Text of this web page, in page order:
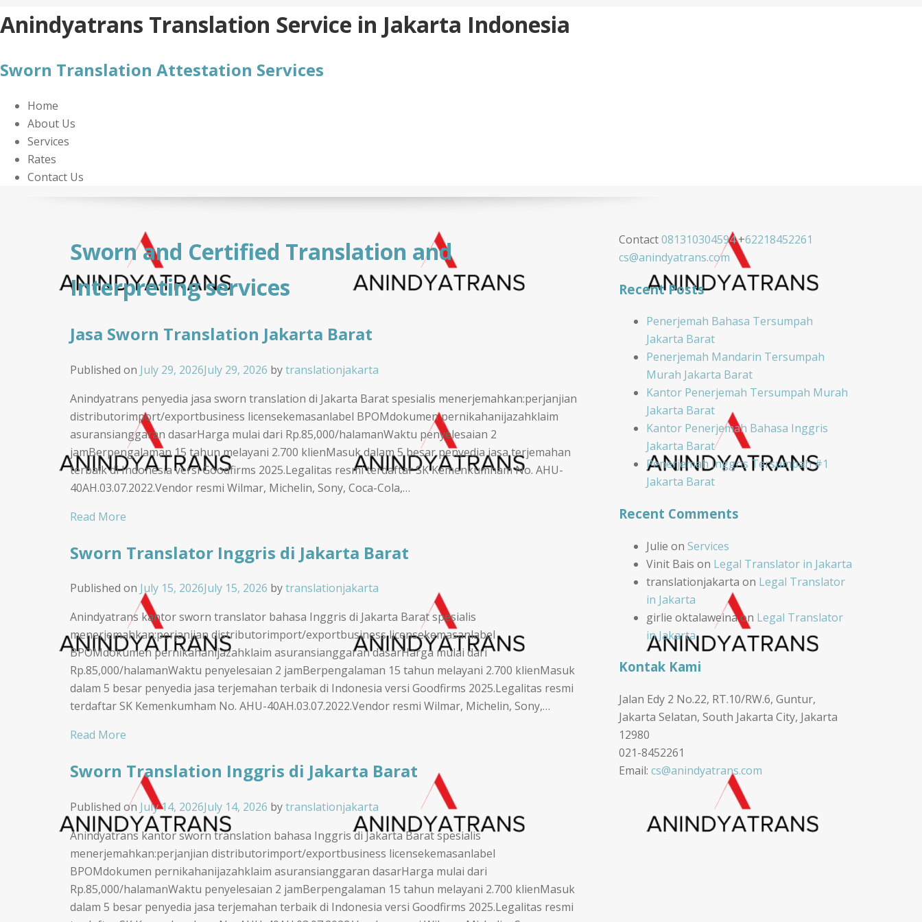
Skip
to
Anindyatrans Translation Service in Jakarta Indonesia
Sworn Translation Attestation Services
Home
About Us
Services
Rates
Contact Us
Sworn and Certified Translation and
Interpreting services
Jasa Sworn Translation Jakarta Barat
Published on July 29, 2026July 29, 2026 bytranslationjakarta
Anindyatrans penyedia jasa sworn translation di Jakarta Barat spesialis menerjemahkan:perjanjian
distributorimport/exportbusiness licensekemasanlabel BPOMdokumen pernikahanijazahklaim
asuransianggaran dasarHarga mulai dari Rp.85,000/halamanWaktu penyelesaian 2
jamBerpengalaman 15 tahun melayani 2.700 klienMasuk dalam 5 besar penyedia jasa terjemahan
terbaik di Indonesia versi Goodfirms 2025.Legalitas resmi terdaftar SK Kemenkumham No. AHU-
40AH.03.07.2022.Vendor resmi Wilmar, Michelin, Sony, Coca-Cola,…
Read More
Sworn Translator Inggris di Jakarta Barat
Published on July 15, 2026July 15, 2026 bytranslationjakarta
Anindyatrans kantor sworn translator bahasa Inggris di Jakarta Barat spesialis
menerjemahkan:perjanjian distributorimport/exportbusiness licensekemasanlabel
BPOMdokumen pernikahanijazahklaim asuransianggaran dasarHarga mulai dari
Rp.85,000/halamanWaktu penyelesaian 2 jamBerpengalaman 15 tahun melayani 2.700 klienMasuk
dalam 5 besar penyedia jasa terjemahan terbaik di Indonesia versi Goodfirms 2025.Legalitas resmi
terdaftar SK Kemenkumham No. AHU-40AH.03.07.2022.Vendor resmi Wilmar, Michelin, Sony,…
Read More
Sworn Translation Inggris di Jakarta Barat
Published on July 14, 2026July 14, 2026 bytranslationjakarta
Anindyatrans kantor sworn translation bahasa Inggris di Jakarta Barat spesialis
menerjemahkan:perjanjian distributorimport/exportbusiness licensekemasanlabel
BPOMdokumen pernikahanijazahklaim asuransianggaran dasarHarga mulai dari
Rp.85,000/halamanWaktu penyelesaian 2 jamBerpengalaman 15 tahun melayani 2.700 klienMasuk
dalam 5 besar penyedia jasa terjemahan terbaik di Indonesia versi Goodfirms 2025.Legalitas resmi
Contact081310304594+62218452261
cs@anindyatrans.com
Recent Posts
Penerjemah Bahasa Tersumpah
Jakarta Barat
Penerjemah Mandarin Tersumpah
Murah Jakarta Barat
Kantor Penerjemah Tersumpah Murah
Jakarta Barat
Kantor Penerjemah Bahasa Inggris
Jakarta Barat
Penerjemah Inggris Tersumpah #1
Jakarta Barat
Recent Comments
Julie on Services
Vinit Bais on Legal Translator in Jakarta
translationjakarta on Legal Translator
in Jakarta
girlie oktalaweinaon Legal Translator
in Jakarta
Kontak Kami
Jalan Edy 2 No.22, RT.10/RW.6, Guntur,
Jakarta Selatan, South Jakarta City, Jakarta
12980
021-8452261
Email: cs@anindyatrans.com